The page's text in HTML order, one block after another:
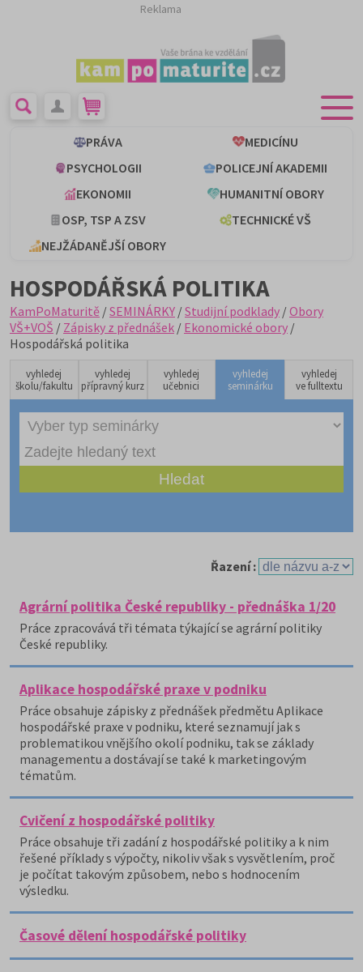
Reklama
PRÁVA
MEDICÍNU
PSYCHOLOGII
POLICEJNÍ AKADEMII
EKONOMII
HUMANITNÍ OBORY
OSP, TSP A ZSV
TECHNICKÉ VŠ
NEJŽÁDANĚJŠÍ OBORY
HOSPODÁŘSKÁ POLITIKA
KamPoMaturitě /SEMINÁRKY /Studijní podklady /Obory
VŠ+VOŠ / Zápisky z přednášek / Ekonomické obory /
Hospodářská politika
vyhledej
školu/fakultu
vyhledej
přípravný kurz
vyhledej
učebnici
vyhledej
seminárku
vyhledej
ve fulltextu
Řazení :
Agrární politika České republiky - přednáška 1/20
Práce zpracovává tři témata týkající se agrární politiky
České republiky.
Aplikace hospodářské praxe v podniku
Práce obsahuje zápisky z přednášek předmětu Aplikace
hospodářské praxe v podniku, které seznamují jak s
problematikou vnějšího okolí podniku, tak se základy
managementu a dostávají se také k marketingovým
tématům.
Cvičení z hospodářské politiky
Práce obsahuje tři zadání z hospodářské politiky a k nim
řešené příklady s výpočty, nikoliv však s vysvětlením, proč
je počítat takovým způsobem, nebo s hodnocením
výsledku.
Časové dělení hospodářské politiky